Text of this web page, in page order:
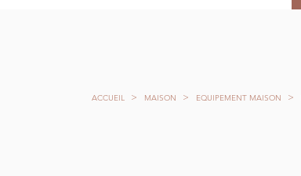
ACCUEIL MAISON EQUIPEMENT MAISON